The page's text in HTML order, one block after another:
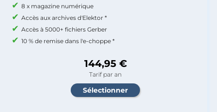
8 x magazine numérique
Accès aux archives d'Elektor *
Accès à 5000+ fichiers Gerber
10 % de remise dans l'e-choppe *
144,95 €
Tarif par an